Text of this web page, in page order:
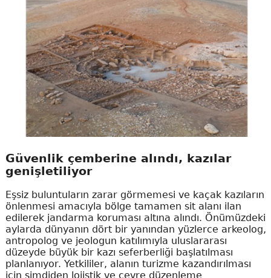
Güvenlik çemberine alındı, kazılar
genişletiliyor
Eşsiz buluntuların zarar görmemesi ve kaçak kazıların
önlenmesi amacıyla bölge tamamen sit alanı ilan
edilerek jandarma koruması altına alındı. Önümüzdeki
aylarda dünyanın dört bir yanından yüzlerce arkeolog,
antropolog ve jeologun katılımıyla uluslararası
düzeyde büyük bir kazı seferberliği başlatılması
planlanıyor. Yetkililer, alanın turizme kazandırılması
için şimdiden lojistik ve çevre düzenleme